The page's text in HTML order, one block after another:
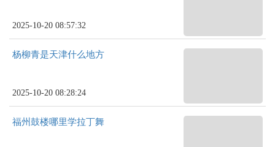
2025-10-20 08:57:32
杨柳青是天津什么地方
2025-10-20 08:28:24
福州鼓楼哪里学拉丁舞